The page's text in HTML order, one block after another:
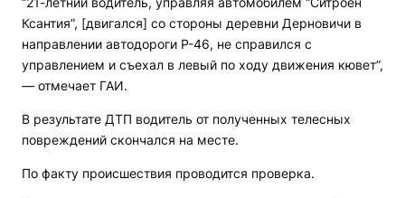
Ксантия”, [двигался] со стороны деревни Дерновичи в
направлении автодороги Р-46, не справился с
управлением и съехал в левый по ходу движения кювет”,
— отмечает ГАИ.
В результате ДТП водитель от полученных телесных
повреждений скончался на месте.
По факту происшествия проводится проверка.